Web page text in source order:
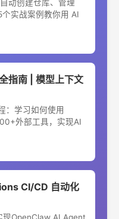
动创建仓库、管理
实战案例教你用 AI
指南 | 模型上下文
：学习如何使用
外部工具，实现AI
CI/CD 自动化